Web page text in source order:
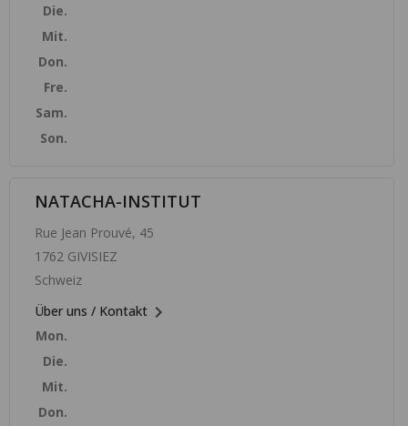
Die.
Mit.
Don.
Fre.
Sam.
Son.
NATACHA-INSTITUT
Rue Jean Prouvé, 45
1762 GIVISIEZ
Schweiz
Über uns / Kontakt 
Mon.
Die.
Mit.
Don.